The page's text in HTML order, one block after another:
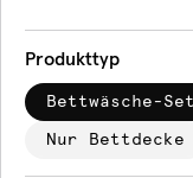
Produkttyp
Bettwäsche-Set
Nur Bettdecke